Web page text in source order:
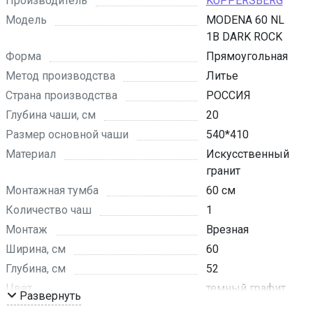
Модель
MODENA 60 NL
1B DARK ROCK
Форма
Прямоугольная
Метод производства
Литье
Страна производства
РОССИЯ
Глубина чаши, см
20
Размер основной чаши
540*410
Материал
Искусственный
гранит
Монтажная тумба
60 см
Количество чаш
1
Монтаж
Врезная
Ширина, см
60
Глубина, см
52
Цвет
темный графит
Комплектация
Развернуть